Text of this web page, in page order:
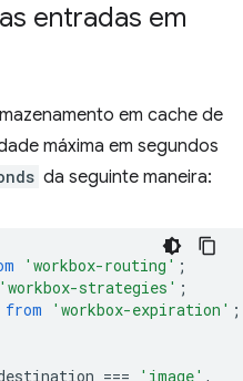
entradas em
em cache de
máxima em segundos
da seguinte maneira:
'workbox-routing' ;
'workbox-strategies' ;
from 'workbox-expiration' ;
=== 'image' ,